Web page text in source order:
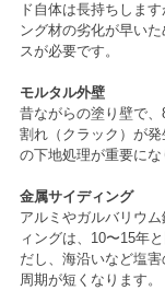
ド自体は長持ちしま
ング材の劣化が早い
スが必要です。
モルタル外壁
昔ながらの塗り壁で
割れ（クラック）が
の下地処理が重要にな
金属サイディング
アルミやガルバリウ
ィングは、10〜15年
だし、海沿いなど塩
周期が短くなります。